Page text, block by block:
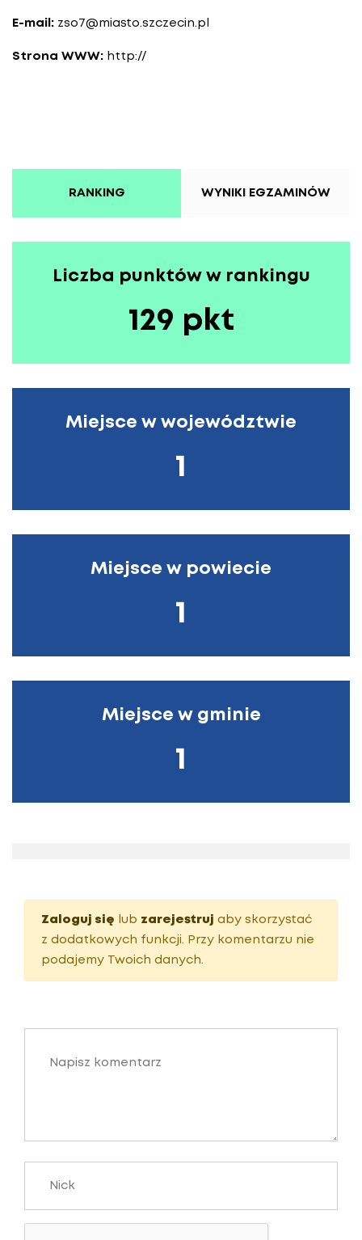
E-mail: zso7@miasto.szczecin.pl
Strona WWW: http://
RANKING WYNIKI EGZAMINÓW
Liczba punktów w rankingu
129 pkt
Miejsce w województwie
1
Miejsce w powiecie
1
Miejsce w gminie
1
Zaloguj się lub zarejestruj aby skorzystać
z dodatkowych funkcji. Przy komentarzu nie
podajemy Twoich danych.